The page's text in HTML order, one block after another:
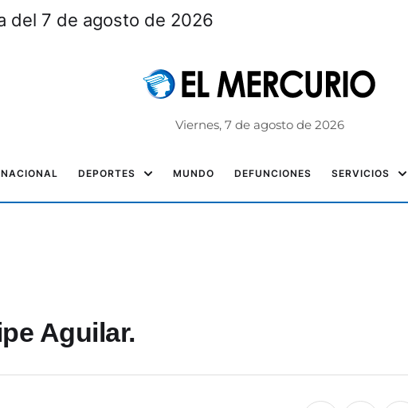
del 7 de agosto de 2026
Viernes, 7 de agosto de 2026
NACIONAL DEPORTES MUNDO DEFUNCIONES SERVICIOS
Aguilar.